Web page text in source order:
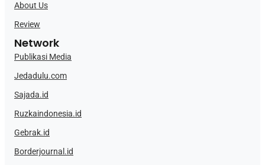
About Us
Review
Network
Publikasi Media
Jedadulu.com
Sajada.id
Ruzkaindonesia.id
Gebrak.id
Borderjournal.id